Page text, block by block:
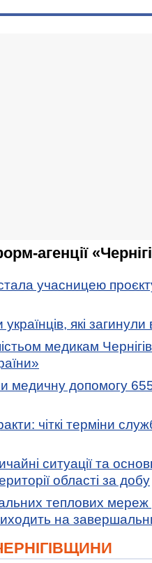
агенції
учасницею
які загинули
медикам
медичну допомогу
чіткі терміни
ситуації та
області за добу
теплових мереж
на